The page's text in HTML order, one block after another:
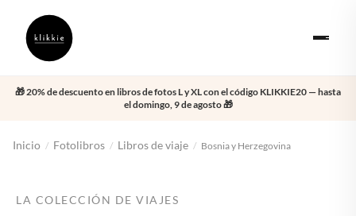
🎁 20% de descuento en libros de fotos L y XL con el código KLIKKIE20 — hasta
el domingo, 9 de agosto 🎁
Inicio / Fotolibros / Libros de viaje / Bosnia y Herzegovina
LA COLECCIÓN DE VIAJES